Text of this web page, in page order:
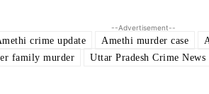
--Advertisement--
crime update Amethi murder case
family murder Uttar Pradesh Crime News